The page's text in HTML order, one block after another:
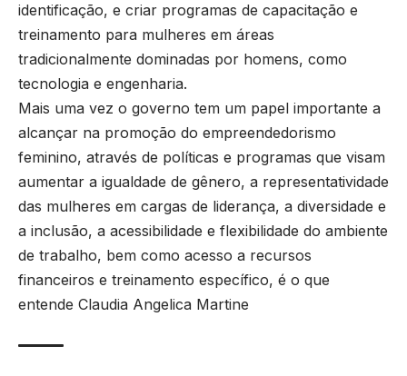
identificação, e criar programas de capacitação e
treinamento para mulheres em áreas
tradicionalmente dominadas por homens, como
tecnologia e engenharia.
Mais uma vez o governo tem um papel importante a
alcançar na promoção do empreendedorismo
feminino, através de políticas e programas que visam
aumentar a igualdade de gênero, a representatividade
das mulheres em cargas de liderança, a diversidade e
a inclusão, a acessibilidade e flexibilidade do ambiente
de trabalho, bem como acesso a recursos
financeiros e treinamento específico, é o que
entende Claudia Angelica Martine